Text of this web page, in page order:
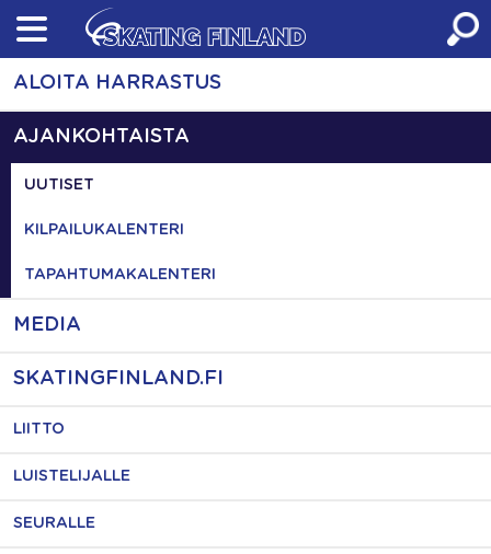
Skip
content
ALOITA HARRASTUS
AJANKOHTAISTA
UUTISET
KILPAILUKALENTERI
TAPAHTUMAKALENTERI
MEDIA
SKATINGFINLAND.FI
LIITTO
LUISTELIJALLE
SEURALLE